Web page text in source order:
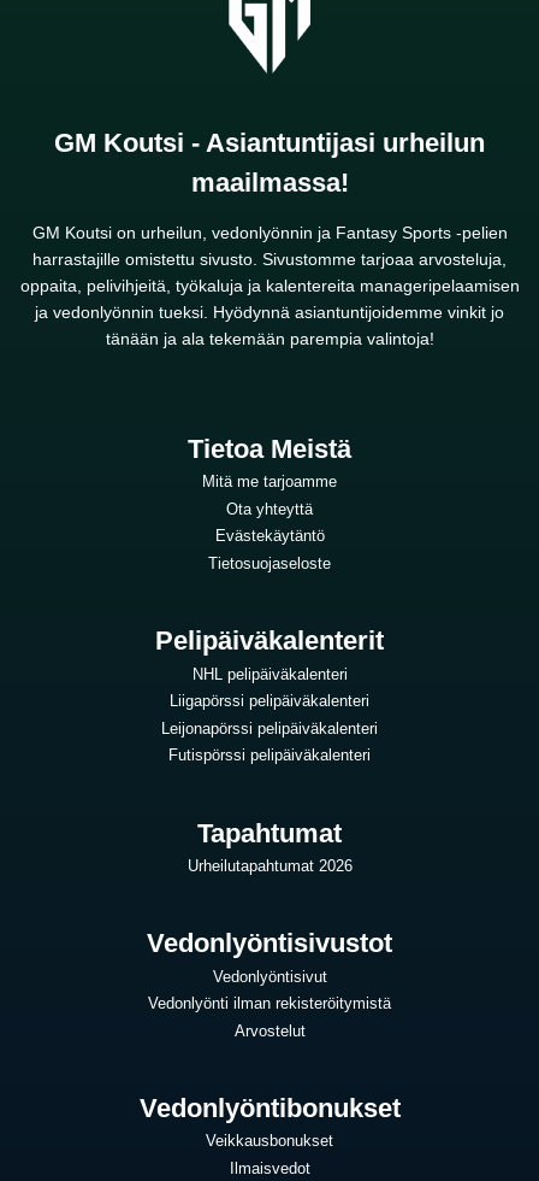
GM Koutsi - Asiantuntijasi urheilun
maailmassa!
GM Koutsi on urheilun, vedonlyönnin ja Fantasy Sports -pelien
harrastajille omistettu sivusto. Sivustomme tarjoaa arvosteluja,
oppaita, pelivihjeitä, työkaluja ja kalentereita manageripelaamisen
ja vedonlyönnin tueksi. Hyödynnä asiantuntijoidemme vinkit jo
tänään ja ala tekemään parempia valintoja!
Tietoa Meistä
Mitä me tarjoamme
Ota yhteyttä
Evästekäytäntö
Tietosuojaseloste
Pelipäiväkalenterit
NHL pelipäiväkalenteri
Liigapörssi pelipäiväkalenteri
Leijonapörssi pelipäiväkalenteri
Futispörssi pelipäiväkalenteri
Tapahtumat
Urheilutapahtumat 2026
Vedonlyöntisivustot
Vedonlyöntisivut
Vedonlyönti ilman rekisteröitymistä
Arvostelut
Vedonlyöntibonukset
Veikkausbonukset
Ilmaisvedot